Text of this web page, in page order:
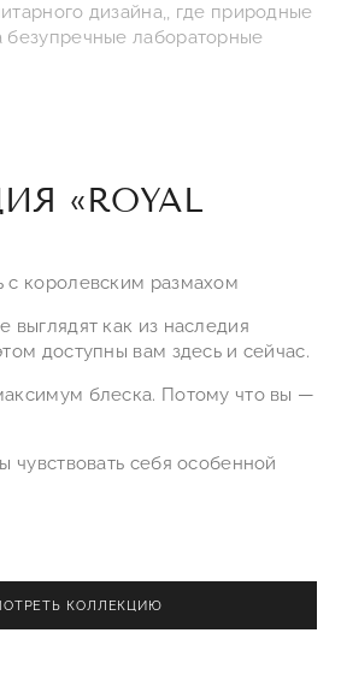
дизайна,, где природные
лабораторные
«ROYAL
с королевским размахом
выглядят как из наследия
доступны вам здесь и сейчас.
блеска. Потому что вы —
чувствовать себя особенной
КОЛЛЕКЦИЮ